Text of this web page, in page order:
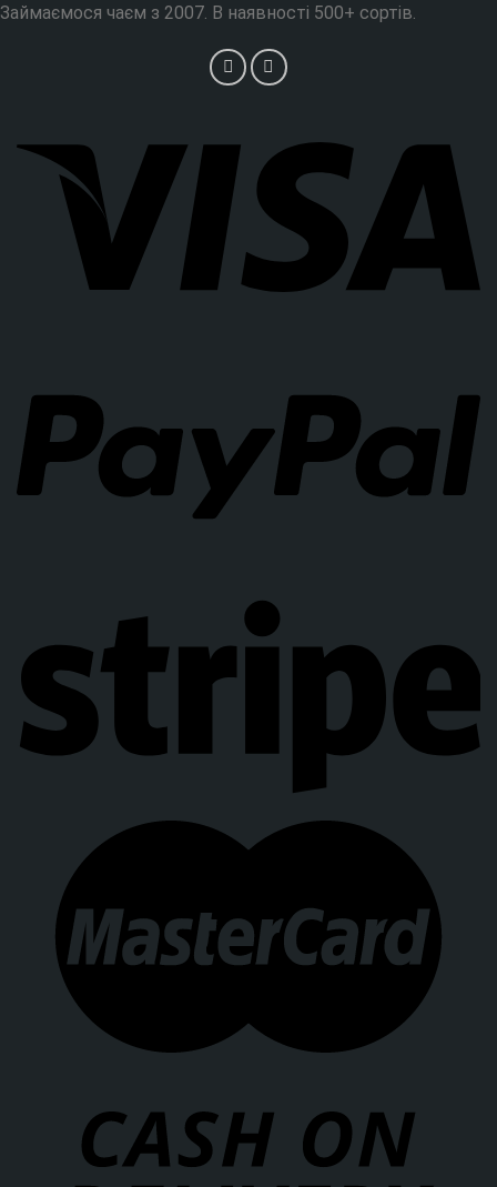
Займаємося чаєм з 2007. В наявності 500+ сортів.